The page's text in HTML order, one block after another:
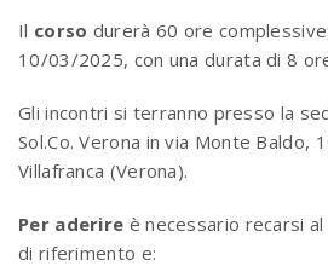
Il corso durerà 60 ore
10/03/2025, con una durata di 8
Gli incontri si terranno presso la
Sol.Co. Verona in via Monte Baldo,
Villafranca (Verona).
Per aderire è necessario recarsi
di riferimento e: